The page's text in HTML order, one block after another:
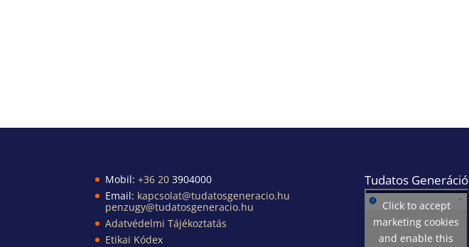
Mobil:+36 203904000
Email: kapcsolat@tudatosgeneracio.hu
penzugy@tudatosgeneracio.hu
Adatvédelmi Tájékoztatás
Etikai Kódex
Tudatos Generáció
Click to accept
marketing cookies
and enable this